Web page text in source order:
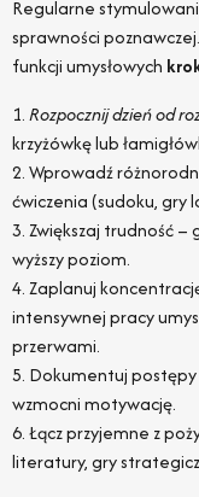
Regularne
sprawności
funkcji umysłowych
1.Rozpocznij dzień od
krzyżówkę lub
2. Wprowadź
ćwiczenia (sudoku, gry
3. Zwiększaj trudność
wyższy poziom.
4. Zaplanuj
intensywnej pracy
przerwami.
5. Dokumentuj postępy
wzmocni motywację.
6. Łącz przyjemne z
literatury, gry